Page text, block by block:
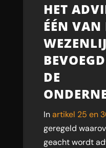
HET
ÉÉN VAN
DE
Inartikel 25 en
geregeld
geacht wordt